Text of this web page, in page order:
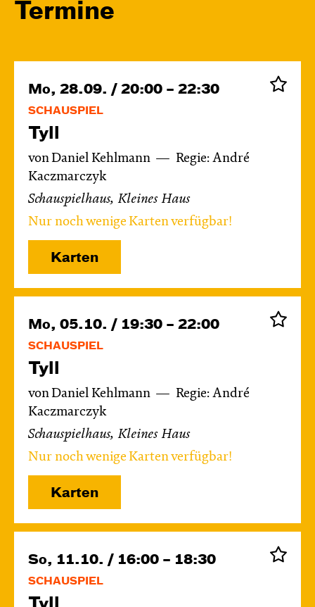
Termine
Mo, 28.09. / 20:00 – 22:30
SCHAUSPIEL
Tyll
von Daniel Kehlmann
Regie: André
Kaczmarczyk
Schauspielhaus, Kleines Haus
Nur noch wenige Karten verfügbar!
Karten
Mo, 05.10. / 19:30 – 22:00
SCHAUSPIEL
Tyll
von Daniel Kehlmann
Regie: André
Kaczmarczyk
Schauspielhaus, Kleines Haus
Nur noch wenige Karten verfügbar!
Karten
So, 11.10. / 16:00 – 18:30
SCHAUSPIEL